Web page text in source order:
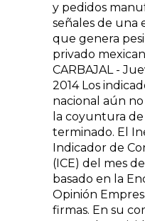
y pedidos
señales de una
que genera
privado
CARBAJAL -
2014 Los
nacional aún
la coyuntura
terminado. El
Indicador de
(ICE) del mes
basado en la
Opinión
firmas. En su